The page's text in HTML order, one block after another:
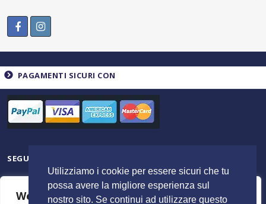
We value your privacy
PAGAMENTI SICURI CON
SEGUICI SU
Utilizziamo i cookie per essere sicuri che tu
possa avere la migliore esperienza sul
nostro sito. Se continui ad utilizzare questo